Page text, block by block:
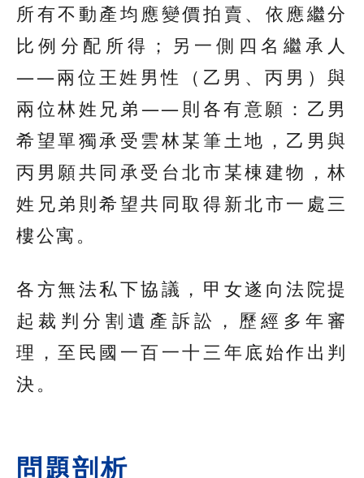
所有不動產均應變價拍賣、依應繼分
比例分配所得；另一側四名繼承人
——兩位王姓男性（乙男、丙男）與
兩位林姓兄弟——則各有意願：乙男
希望單獨承受雲林某筆土地，乙男與
丙男願共同承受台北市某棟建物，林
姓兄弟則希望共同取得新北市一處三
樓公寓。
各方無法私下協議，甲女遂向法院提
起裁判分割遺產訴訟，歷經多年審
理，至民國一百一十三年底始作出判
決。
問題剖析